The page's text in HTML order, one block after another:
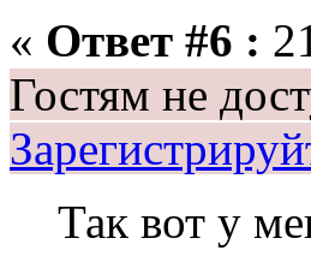
« Ответ #6 :
Гостям не
Так вот у